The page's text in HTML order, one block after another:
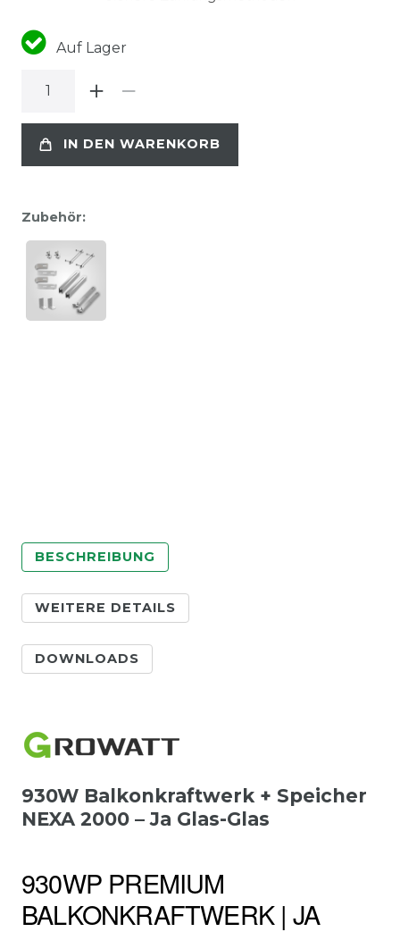
Auf Lager
IN DEN WARENKORB
Zubehör:
BESCHREIBUNG
WEITERE DETAILS
DOWNLOADS
930W Balkonkraftwerk + Speicher
NEXA 2000 – Ja Glas-Glas
930WP PREMIUM
BALKONKRAFTWERK | JA